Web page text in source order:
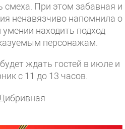
смеха. При этом забавная и
ненавязчиво напомнила о
находить подход
персонажам.
ждать гостей в июле и
с 11 до 13 часов.